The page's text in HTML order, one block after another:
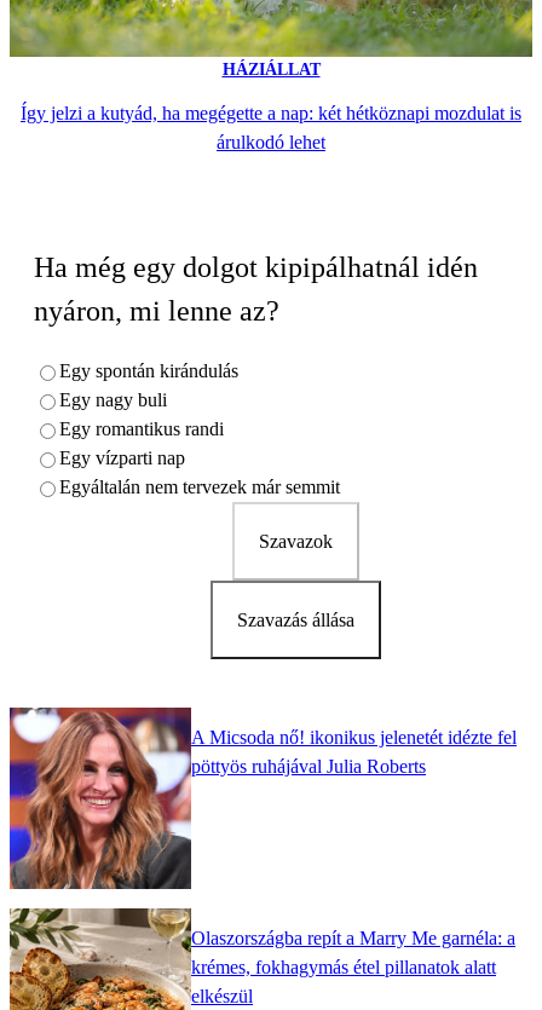
HÁZIÁLLAT
Így jelzi a kutyád, ha megégette a nap: két hétköznapi mozdulat is
árulkodó lehet
Ha még egy dolgot kipipálhatnál idén
nyáron, mi lenne az?
Egy spontán kirándulás
Egy nagy buli
Egy romantikus randi
Egy vízparti nap
Egyáltalán nem tervezek már semmit
Szavazok
Szavazás állása
A Micsoda nő! ikonikus jelenetét idézte fel
pöttyös ruhájával Julia Roberts
Olaszországba repít a Marry Me garnéla: a
krémes, fokhagymás étel pillanatok alatt
elkészül